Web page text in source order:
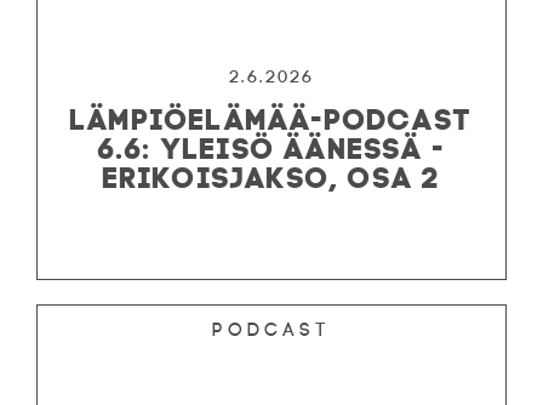
2.6.2026
LÄMPIÖELÄMÄÄ-PODCAST
6.6: YLEISÖ ÄÄNESSÄ -
ERIKOISJAKSO, OSA 2
Podcast